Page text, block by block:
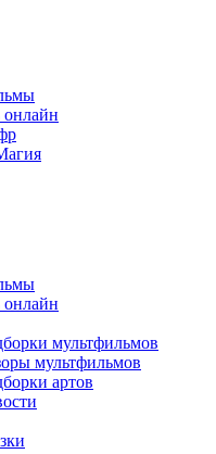
онлайн
онлайн
мультфильмов
мультфильмов
артов